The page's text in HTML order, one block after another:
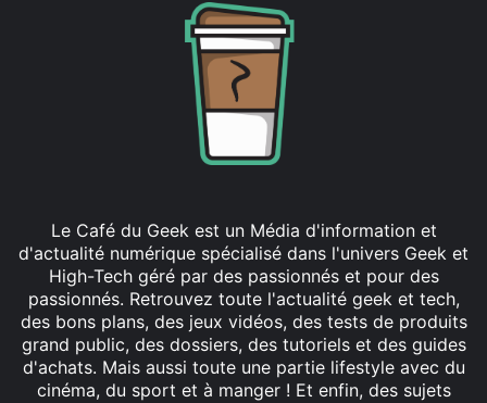
Le Café du Geek est un Média d'information et
d'actualité numérique spécialisé dans l'univers Geek et
High-Tech géré par des passionnés et pour des
passionnés. Retrouvez toute l'actualité geek et tech,
des bons plans, des jeux vidéos, des tests de produits
grand public, des dossiers, des tutoriels et des guides
d'achats. Mais aussi toute une partie lifestyle avec du
cinéma, du sport et à manger ! Et enfin, des sujets